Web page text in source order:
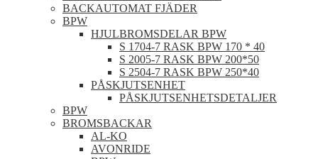
BACKAUTOMAT FJÄDER
BPW
HJULBROMSDELAR BPW
S 1704-7 RASK BPW 170 * 40
S 2005-7 RASK BPW 200*50
S 2504-7 RASK BPW 250*40
PÅSKJUTSENHET
PÅSKJUTSENHETSDETALJER
BPW
BROMSBACKAR
AL-KO
AVONRIDE